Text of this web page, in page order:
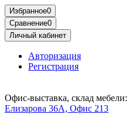
Избранное0
Сравнение0
Личный кабинет
Авторизация
Регистрация
Офис-выставка, склад мебели:
Елизарова 36А, Офис 213